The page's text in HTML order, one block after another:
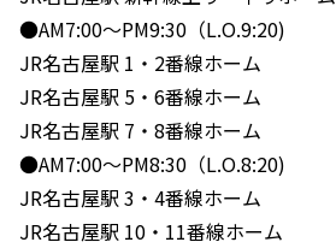
●AM7:00〜PM9:30（L.O.9:20)
JR名古屋駅 1・2番線ホーム
JR名古屋駅 5・6番線ホーム
JR名古屋駅 7・8番線ホーム
●AM7:00〜PM8:30（L.O.8:20)
JR名古屋駅 3・4番線ホーム
JR名古屋駅 10・11番線ホーム